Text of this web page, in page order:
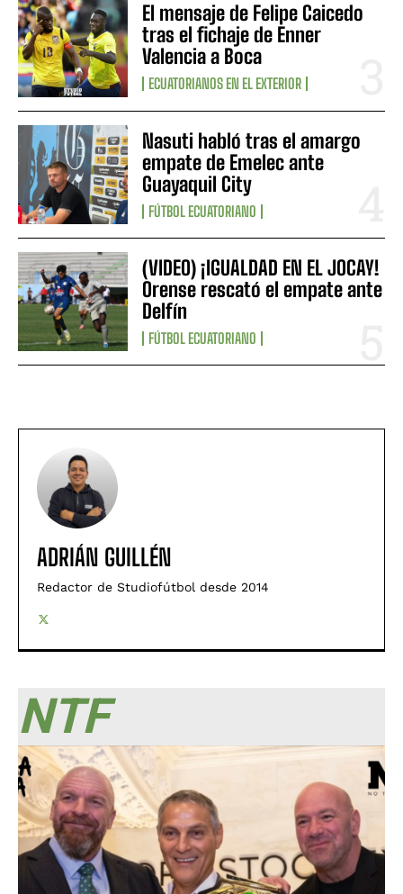
El mensaje de Felipe Caicedo
tras el fichaje de Enner
Valencia a Boca
ECUATORIANOS EN EL EXTERIOR
Nasuti habló tras el amargo
empate de Emelec ante
Guayaquil City
FÚTBOL ECUATORIANO
(VIDEO) ¡IGUALDAD EN EL JOCAY!
Orense rescató el empate ante
Delfín
FÚTBOL ECUATORIANO
ADRIÁN GUILLÉN
Redactor de Studiofútbol desde 2014
NTF